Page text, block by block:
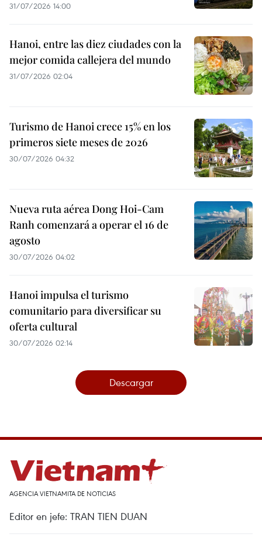
31/07/2026 14:00
Hanoi, entre las diez ciudades con la
mejor comida callejera del mundo
31/07/2026 02:04
Turismo de Hanoi crece 15% en los
primeros siete meses de 2026
30/07/2026 04:32
Nueva ruta aérea Dong Hoi-Cam
Ranh comenzará a operar el 16 de
agosto
30/07/2026 04:02
Hanoi impulsa el turismo
comunitario para diversificar su
oferta cultural
30/07/2026 02:14
Descargar
AGENCIA VIETNAMITA DE NOTICIAS
Editor en jefe: TRAN TIEN DUAN